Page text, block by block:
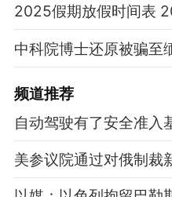
频道推荐
自动驾驶有了安全准入
美参议院通过对俄制裁